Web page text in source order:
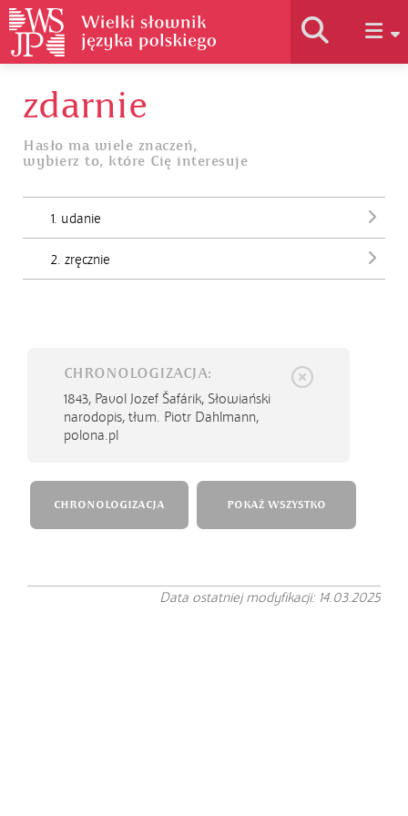
Historia słownika
Jak korzystać
zdarnie
Hasło ma wiele znaczeń,
wybierz to, które Cię interesuje
1. udanie
2. zręcznie
CHRONOLOGIZACJA:
1843, Pavol Jozef Šafárik, Słowiański
narodopis, tłum. Piotr Dahlmann,
polona.pl
CHRONOLOGIZACJA POKAŻ WSZYSTKO
Data ostatniej modyfikacji: 14.03.2025